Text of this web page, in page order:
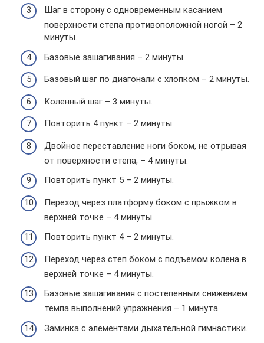
Шаг в сторону с одновременным касанием
поверхности степа противоположной ногой – 2
минуты.
Базовые зашагивания – 2 минуты.
Базовый шаг по диагонали с хлопком – 2 минуты.
Коленный шаг – 3 минуты.
Повторить 4 пункт – 2 минуты.
Двойное переставление ноги боком, не отрывая
от поверхности степа, – 4 минуты.
Повторить пункт 5 – 2 минуты.
Переход через платформу боком с прыжком в
верхней точке – 4 минуты.
Повторить пункт 4 – 2 минуты.
Переход через степ боком с подъемом колена в
верхней точке – 4 минуты.
Базовые зашагивания с постепенным снижением
темпа выполнений упражнения – 1 минута.
Заминка с элементами дыхательной гимнастики.